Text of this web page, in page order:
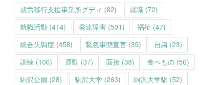
就労移行支援事業所グディ (82) 就職 (72)
就職活動 (414) 発達障害 (501) 福祉 (47)
統合失調症 (458) 緊急事態宣言 (39) 自粛 (23)
訓練 (106) 運動 (37) 面接 (38) 食べもの (56)
駒沢公園 (28) 駒沢大学 (263) 駒沢大学駅 (52)